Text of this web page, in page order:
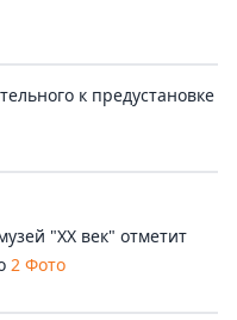
к предустановке
"ХХ век" отметит
2 Фото